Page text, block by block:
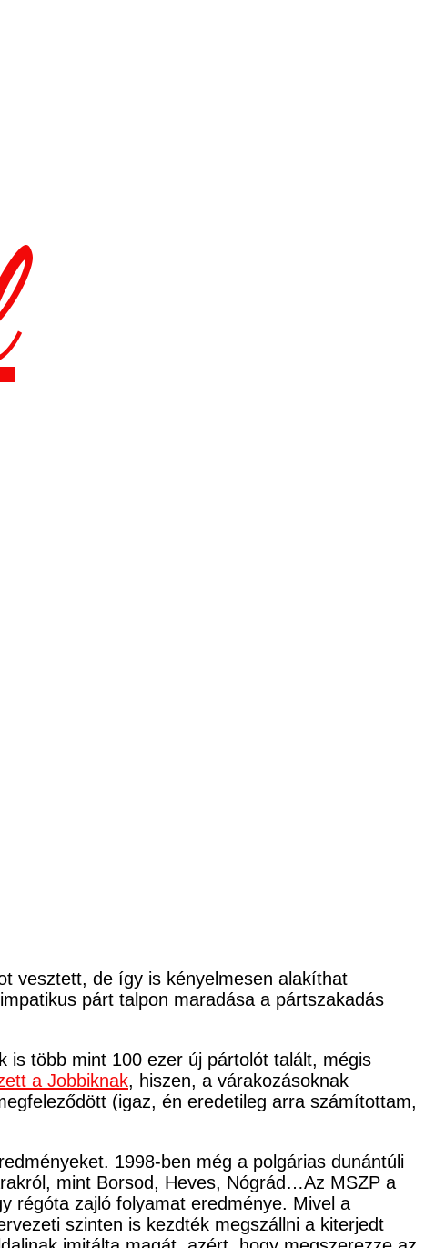
vesztett, de így is kényelmesen alakíthat
párt talpon maradása a pártszakadás
is több mint 100 ezer új pártolót talált, mégis
a Jobbiknak, hiszen, a várakozásoknak
(igaz, én eredetileg arra számítottam,
1998-ben még a polgárias dunántúli
mint Borsod, Heves, Nógrád…Az MSZP a
régóta zajló folyamat eredménye. Mivel a
szinten is kezdték megszállni a kiterjedt